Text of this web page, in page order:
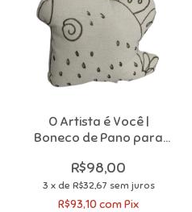
O Artista é Você |
Boneco de Pano para
Canetinhas
R$98,00
3 x de R$32,67 sem juros
R$93,10comPix